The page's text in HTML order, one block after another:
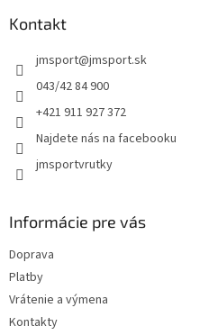
Kontakt
jmsport@jmsport.sk
043/42 84 900
+421 911 927 372
Najdete nás na facebooku
jmsportvrutky
Informácie pre vás
Doprava
Platby
Vrátenie a výmena
Kontakty